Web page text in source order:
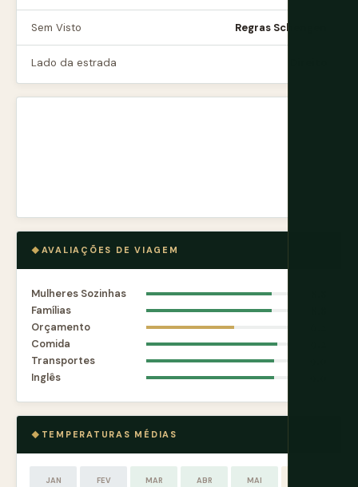
Sem Visto Regras Schengen
Lado da estrada
AVALIAÇÕES DE VIAGEM
Mulheres Sozinhas
Famílias
Orçamento
Comida
Transportes
Inglês
TEMPERATURAS MÉDIAS
JAN FEV MAR ABR MAI